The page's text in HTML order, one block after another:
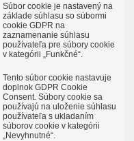
Súbor cookie je nastavený na
základe súhlasu so súbormi
cookie GDPR na
zaznamenanie súhlasu
používateľa pre súbory cookie
v kategórii „Funkčné“.
Tento súbor cookie nastavuje
doplnok GDPR Cookie
Consent. Súbory cookie sa
používajú na uloženie súhlasu
používateľa s ukladaním
súborov cookie v kategórii
„Nevyhnutné“.